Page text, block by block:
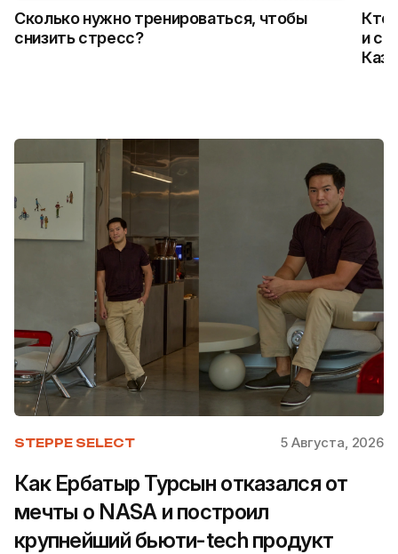
Сколько нужно тренироваться, чтобы
снизить стресс?
Кто
и
STEPPE SELECT 5 Августа, 2026
Как Ербатыр Турсын отказался от
мечты о NASA и построил
крупнейший бьюти-tech продукт